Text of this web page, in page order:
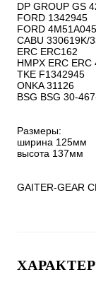
DP GROUP GS
FORD 1342945
FORD
CABU 330619K/
ERC ERC162
HMPX ERC
TKE F1342945
ONKA 31126
BSG BSG 30-
Размеры:
ширина 125мм
высота 137мм
GAITER-GEAR